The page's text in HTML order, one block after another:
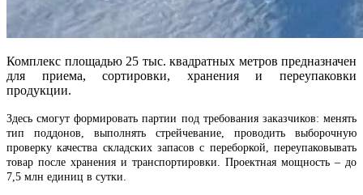
Комплекс площадью 25 тыс. квадратных метров предназначен
для приема, сортировки, хранения и переупаковки
продукции.
Здесь смогут формировать партии под требования заказчиков: менять
тип поддонов, выполнять стрейчевание, проводить выборочную
проверку качества складских запасов с переборкой, переупаковывать
товар после хранения и транспортировки. Проектная мощность – до
7,5 млн единиц в сутки.